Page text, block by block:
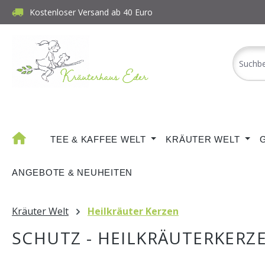
Hauptinhalt springen
Zur Suche springen
Zur Hauptnavigation springen
Kostenloser Versand ab 40 Euro
TEE & KAFFEE WELT KRÄUTER WELT
ANGEBOTE & NEUHEITEN
Kräuter Welt Heilkräuter Kerzen
SCHUTZ - HEILKRÄUTERKERZE